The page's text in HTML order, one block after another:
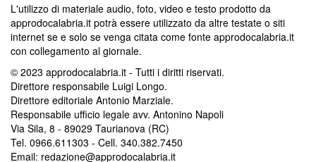
memoria storica […]
L'utilizzo di materiale audio, foto, video e testo prodotto da
approdocalabria.it potrà essere utilizzato da altre testate o siti
internet se e solo se venga citata come fonte approdocalabria.it
con collegamento al giornale.
© 2023 approdocalabria.it - Tutti i diritti riservati.
Direttore responsabile Luigi Longo.
Direttore editoriale Antonio Marziale.
Responsabile ufficio legale avv. Antonino Napoli
Via Sila, 8 - 89029 Taurianova (RC)
Tel. 0966.611303 - Cell. 340.382.7450
Email: redazione@approdocalabria.it